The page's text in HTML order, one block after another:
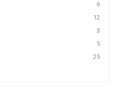
6
12
3
5
25